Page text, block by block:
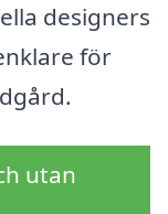
designers
för
utan